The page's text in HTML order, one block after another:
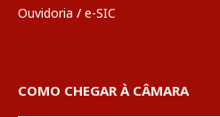
Ouvidoria / e-SIC
COMO CHEGAR À CÂMARA